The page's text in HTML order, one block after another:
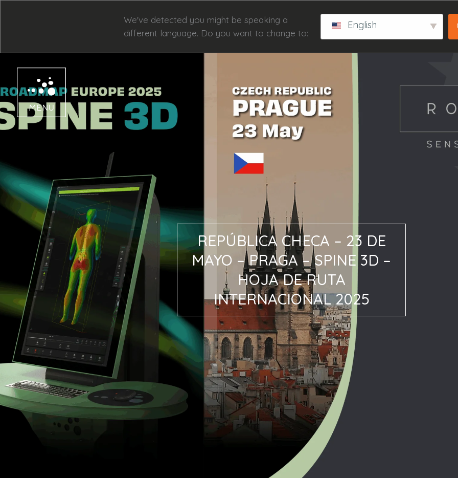
We've detected you might be speaking a
different language. Do you want to change to:
English
REPÚBLICA CHECA – 23 DE
MAYO – PRAGA – SPINE 3D –
HOJA DE RUTA
INTERNACIONAL 2025